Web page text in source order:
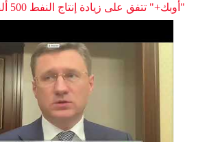
"أوبك+" تتفق على زيادة إنتاج النفط 500 ألف برميل يوميًا